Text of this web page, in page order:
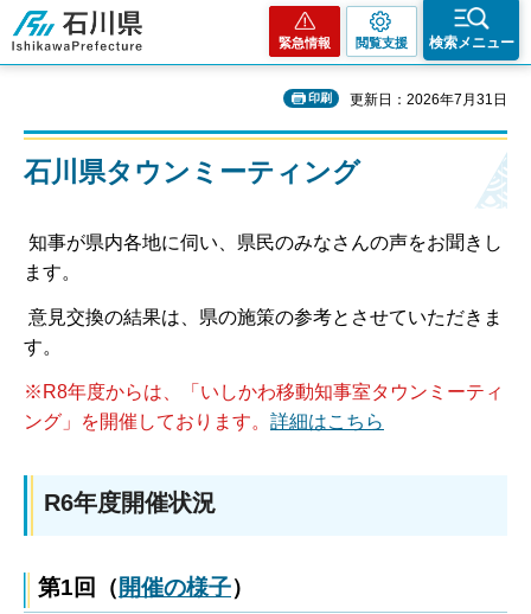
石川県
緊急情報 閲覧支援 検索メニュー
印刷 更新日：2026年7月31日
石川県タウンミーティング
知事が県内各地に伺い、県民のみなさんの声をお聞きし
ます。
意見交換の結果は、県の施策の参考とさせていただきま
す。
※R8年度からは、「いしかわ移動知事室タウンミーティ
ング」を開催しております。 詳細はこちら
R6年度開催状況
第1回（ 開催の様子）